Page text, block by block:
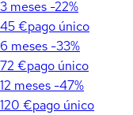
3 meses -22%
45 €pago único
6 meses -33%
72 €pago único
12 meses -47%
120 €pago único